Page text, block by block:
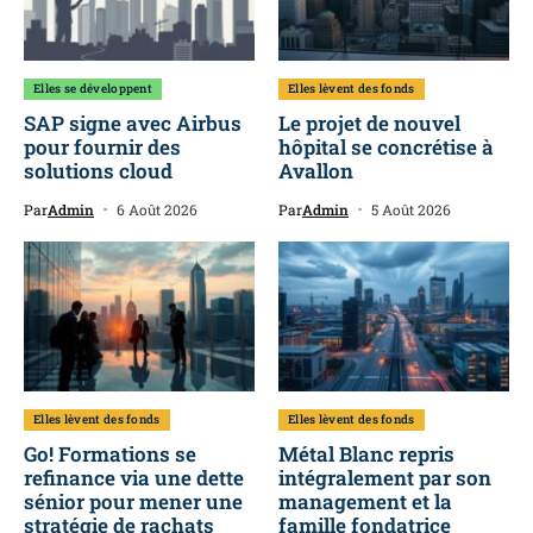
Elles se développent
SAP signe avec Airbus
pour fournir des
solutions cloud
ParAdmin 6 Août 2026
Elles lèvent des fonds
Le projet de nouvel
hôpital se concrétise à
Avallon
ParAdmin 5 Août 2026
Elles lèvent des fonds
Go! Formations se
refinance via une dette
sénior pour mener une
stratégie de rachats
Elles lèvent des fonds
Métal Blanc repris
intégralement par son
management et la
famille fondatrice